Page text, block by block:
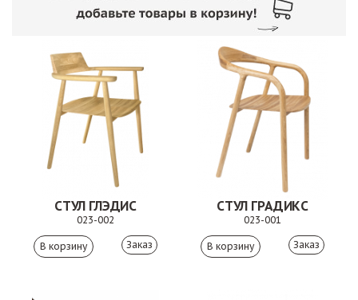
СТУЛ ГЛЭДИС
023-002
Заказ
СТУЛ ГРАДИКС
023-001
Заказ